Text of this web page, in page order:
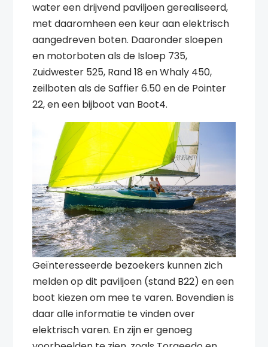
water een drijvend paviljoen gerealiseerd,
met daaromheen een keur aan elektrisch
aangedreven boten. Daaronder sloepen
en motorboten als de Isloep 735,
Zuidwester 525, Rand 18 en Whaly 450,
zeilboten als de Saffier 6.50 en de Pointer
22, en een bijboot van Boot4.
Geïnteresseerde bezoekers kunnen zich
melden op dit paviljoen (stand B22) en een
boot kiezen om mee te varen. Bovendien is
daar alle informatie te vinden over
elektrisch varen. En zijn er genoeg